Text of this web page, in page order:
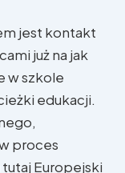
jest kontakt
już na jak
w szkole
edukacji.
proces
Europejski